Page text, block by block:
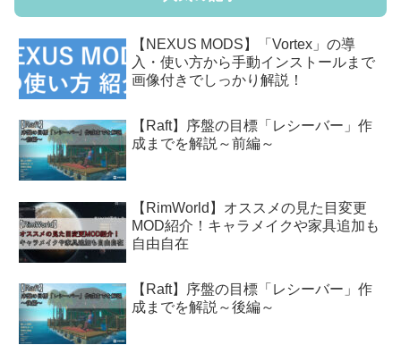
【NEXUS MODS】「Vortex」の導
入・使い方から手動インストールまで
画像付きでしっかり解説！
【Raft】序盤の目標「レシーバー」作
成までを解説～前編～
【RimWorld】オススメの見た目変更
MOD紹介！キャラメイクや家具追加も
自由自在
【Raft】序盤の目標「レシーバー」作
成までを解説～後編～